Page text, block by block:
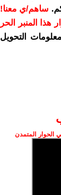
ساهم/ي معنا!
هذا المنبر الحر
التحويل
المتمدن